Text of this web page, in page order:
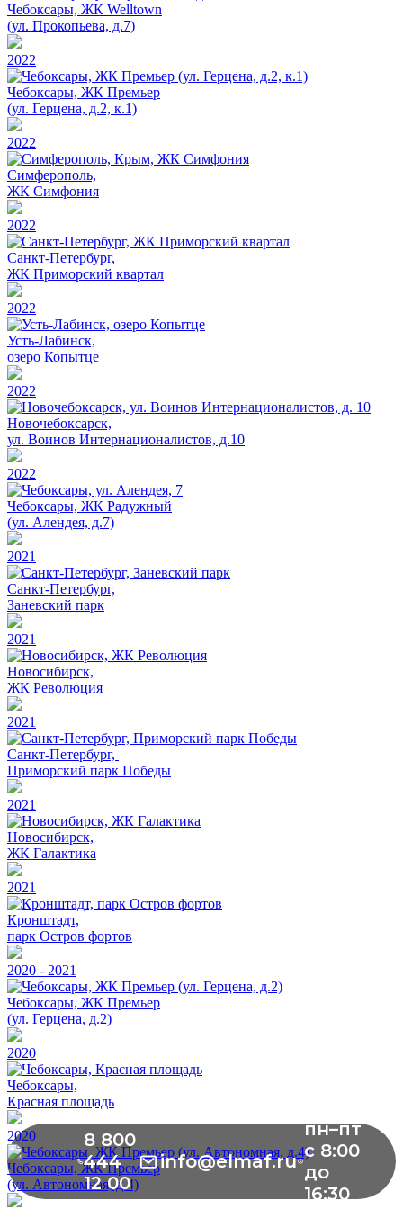
Чебоксары, ЖК Welltown
(ул. Прокопьева, д.7)
2022
Чебоксары, ЖК Премьер
(ул. Герцена, д.2, к.1)
2022
Симферополь,
ЖК Симфония
2022
Санкт-Петербург,
ЖК Приморский квартал
2022
Усть-Лабинск,
озеро Копытце
2022
Новочебоксарск,
ул. Воинов Интернационалистов, д.10
2022
Чебоксары, ЖК Радужный
(ул. Алендея, д.7)
2021
Санкт-Петербург,
Заневский парк
2021
Новосибирск,
ЖК Революция
2021
Санкт-Петербург,
Приморский парк Победы
2021
Новосибирск,
ЖК Галактика
2021
Кронштадт,
парк Остров фортов
2020 - 2021
Чебоксары, ЖК Премьер
(ул. Герцена, д.2)
2020
Чебоксары,
Красная площадь
2020
Чебоксары, ЖК Премьер
(ул. Автономная, д.4)
8 800
444
12 00
info@elmaf.ru
пн–пт
с 8:00
до
16:30